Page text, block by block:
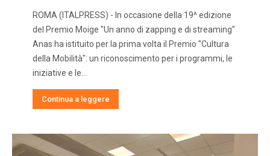
ROMA (ITALPRESS) - In occasione della 19^ edizione
del Premio Moige "Un anno di zapping e di streaming"
Anas ha istituito per la prima volta il Premio "Cultura
della Mobilità": un riconoscimento per i programmi, le
iniziative e le...
Continua a leggere